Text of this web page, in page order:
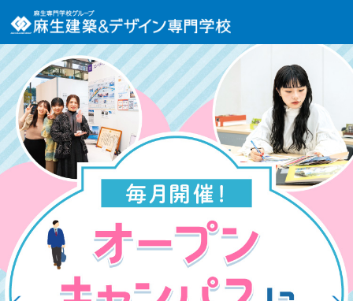
NEWS
ASOの考え方
麻生建築＆デザイン専門学校について
学科一覧